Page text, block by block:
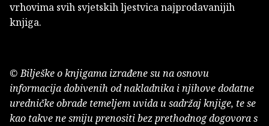
vrhovima svih svjetskih ljestvica najprodavanijih
knjiga.
© Bilješke o knjigama izrađene su na osnovu
informacija dobivenih od nakladnika i njihove dodatne
uredničke obrade temeljem uvida u sadržaj knjige, te se
kao takve ne smiju prenositi bez prethodnog dogovora s